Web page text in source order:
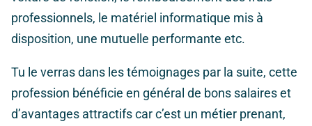
professionnels, le matériel informatique mis à
disposition, une mutuelle performante etc.
Tu le verras dans les témoignages par la suite, cette
profession bénéficie en général de bons salaires et
d’avantages attractifs car c’est un métier prenant,